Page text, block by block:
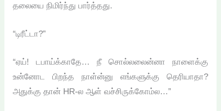
தலையை நிமிர்ந்து பார்த்தது.
“டிரீட்டா?”
“ஏய்! டபாய்க்காதே… நீ சொல்லலைன்னா நாளைக்கு
உன்னோட பிறந்த நாள்ன்னு எங்களுக்கு தெரியாதா?
அதுக்கு தான் HR-ல ஆள் வச்சிருக்கோம்ல…”